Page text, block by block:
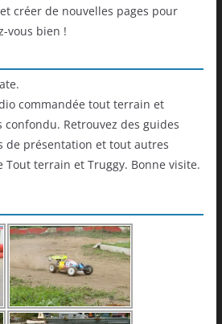
créer de nouvelles pages pour
vous bien !
commandée tout terrain et
Retrouvez des guides
de présentation et tout autres
Tout terrain et Truggy. Bonne visite.